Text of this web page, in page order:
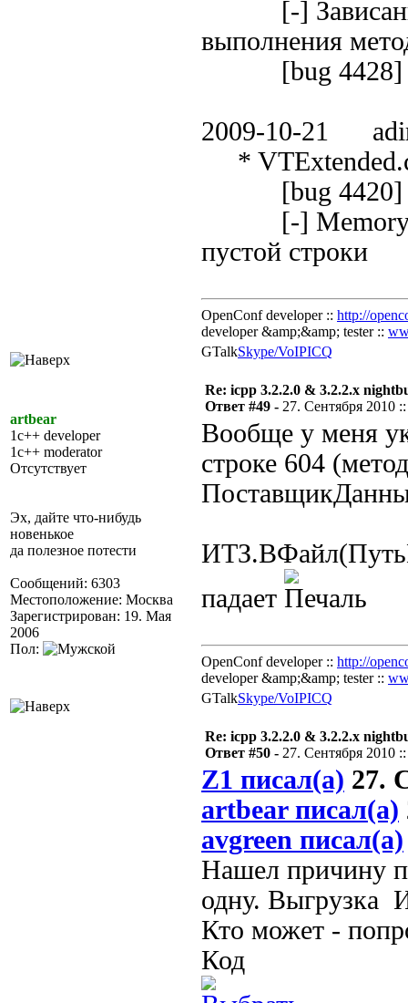
[-] Зависание
выполнения
[bug 4428]
2009-10-21
*
[bug 4420]
[-] Memory
пустой строки
OpenConf developer :: http://
developer &amp;&amp; tester ::
GTalkSkype/VoIPICQ
artbear
1c++ developer
1c++ moderator
Отсутствует
Эх, дайте что-нибудь
новенькое
да полезное потести
Сообщений: 6303
Местоположение: Москва
Зарегистрирован: 19. Мая
2006
Пол:
Re: icpp 3.2.2.0 & 3.2.2.x
Ответ #49 - 27. Сентября 2010
Вообще у меня
строке 604
падает
OpenConf developer :: http://
developer &amp;&amp; tester ::
GTalkSkype/VoIPICQ
Re: icpp 3.2.2.0 & 3.2.2.x
Ответ #50 - 27. Сентября 2010
Z1 писал(а) 27.
artbear писал(а)
avgreen писал(а)
Нашел причину
одну. Выгрузка
Кто может -
Код